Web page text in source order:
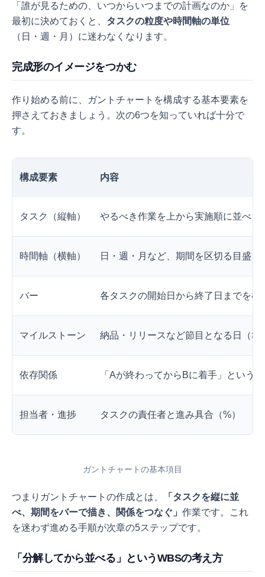
「誰が見るための、いつからいつまでの計画なのか」を
最初に決めておくと、 タスクの粒度や時間軸の単位
（日・週・月）に迷わなくなります。
完成形のイメージをつかむ
作り始める前に、ガントチャートを構成する基本要素を
押さえておきましょう。次の6つを知っていれば十分で
す。
構成要素 内容
タスク（縦軸） やるべき作業を上から実施順に並べる
時間軸（横軸） 日・週・月など、期間を区切る目盛り
バー 各タスクの開始日から終了日までを横
マイルストーン 納品・リリースなど節目となる日（ひ
依存関係 「Aが終わってからBに着手」という
担当者・進捗 タスクの責任者と進み具合（%）
ガントチャートの基本項目
つまりガントチャートの作成とは、
「タスクを縦に並
べ、期間をバーで描き、関係をつなぐ」 作業です。これ
を迷わず進める手順が次章の5ステップです。
「分解してから並べる」というWBSの考え方